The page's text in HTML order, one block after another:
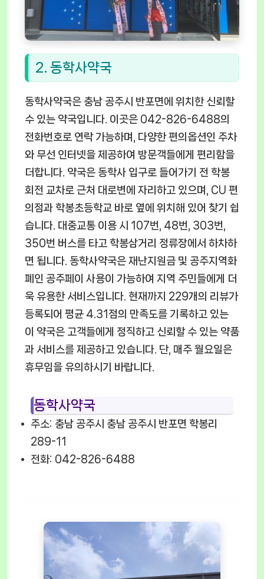
2. 동학사약국
동학사약국은 충남 공주시 반포면에 위치한 신뢰할
수 있는 약국입니다. 이곳은 042-826-6488의
전화번호로 연락 가능하며, 다양한 편의옵션인 주차
와 무선 인터넷을 제공하여 방문객들에게 편리함을
더합니다. 약국은 동학사 입구로 들어가기 전 학봉
회전 교차로 근처 대로변에 자리하고 있으며, CU 편
의점과 학봉초등학교 바로 옆에 위치해 있어 찾기 쉽
습니다. 대중교통 이용 시 107번, 48번, 303번,
350번 버스를 타고 학봉삼거리 정류장에서 하차하
면 됩니다. 동학사약국은 재난지원금 및 공주지역화
폐인 공주페이 사용이 가능하여 지역 주민들에게 더
욱 유용한 서비스입니다. 현재까지 229개의 리뷰가
등록되어 평균 4.31점의 만족도를 기록하고 있는
이 약국은 고객들에게 정직하고 신뢰할 수 있는 약품
과 서비스를 제공하고 있습니다. 단, 매주 월요일은
휴무임을 유의하시기 바랍니다.
동학사약국
주소: 충남 공주시 충남 공주시 반포면 학봉리
289-11
전화: 042-826-6488